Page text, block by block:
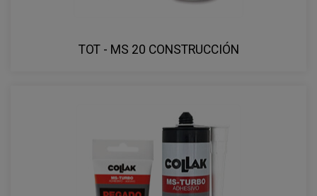
TOT - MS 20 CONSTRUCCIÓN